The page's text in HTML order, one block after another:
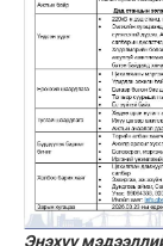
Энэхүү